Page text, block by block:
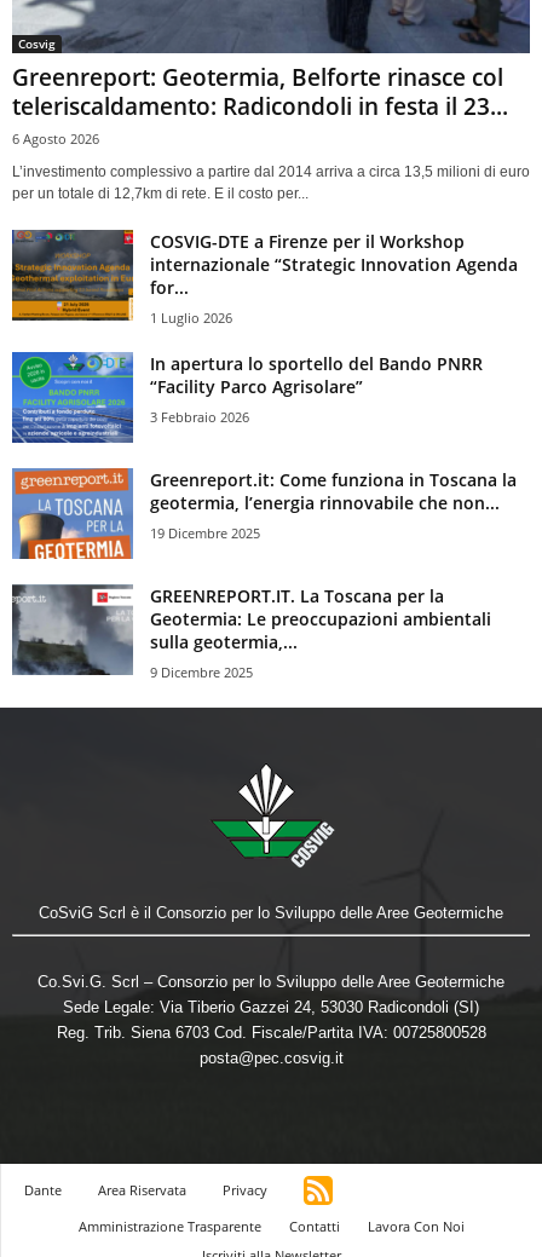
Cosvig
Greenreport: Geotermia, Belforte rinasce col
teleriscaldamento: Radicondoli in festa il 23...
6 Agosto 2026
L’investimento complessivo a partire dal 2014 arriva a circa 13,5 milioni di euro
per un totale di 12,7km di rete. E il costo per...
COSVIG-DTE a Firenze per il Workshop
internazionale “Strategic Innovation Agenda
for...
1 Luglio 2026
In apertura lo sportello del Bando PNRR
“Facility Parco Agrisolare”
3 Febbraio 2026
Greenreport.it: Come funziona in Toscana la
geotermia, l’energia rinnovabile che non...
19 Dicembre 2025
GREENREPORT.IT. La Toscana per la
Geotermia: Le preoccupazioni ambientali
sulla geotermia,...
9 Dicembre 2025
CoSviG Scrl è il Consorzio per lo Sviluppo delle Aree Geotermiche
Co.Svi.G. Scrl – Consorzio per lo Sviluppo delle Aree Geotermiche
Sede Legale: Via Tiberio Gazzei 24, 53030 Radicondoli (SI)
Reg. Trib. Siena 6703 Cod. Fiscale/Partita IVA: 00725800528
posta@pec.cosvig.it
Dante Area Riservata
Privacy
Amministrazione Trasparente
Contatti
Lavora Con Noi